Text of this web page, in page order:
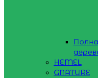
HEMEL
GNATURE